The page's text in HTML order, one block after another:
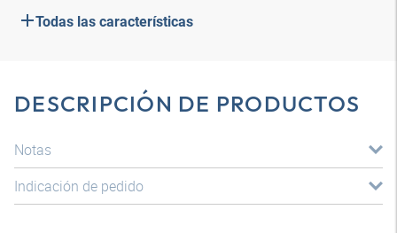
Todas las características
DESCRIPCIÓN DE PRODUCTOS
Notas
Indicación de pedido